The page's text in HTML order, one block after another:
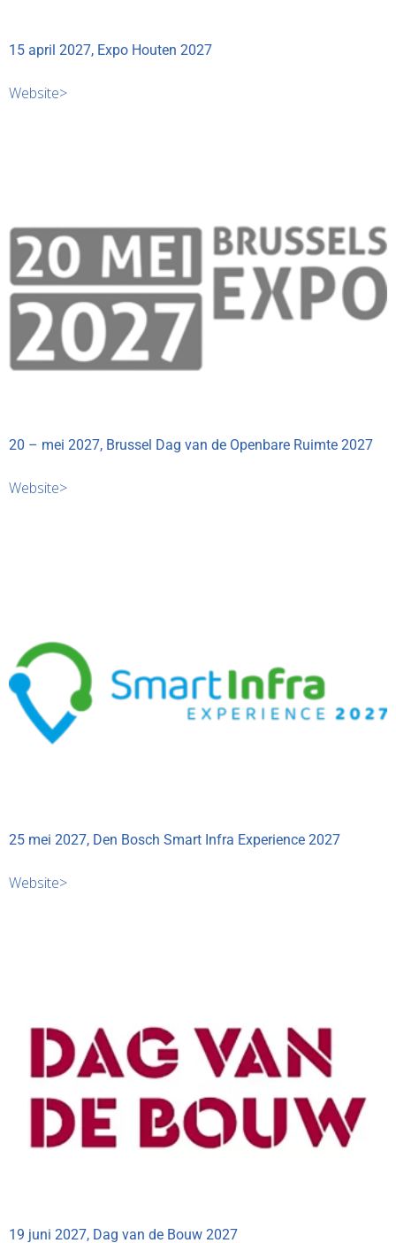
15 april 2027, Expo Houten 2027
Website>
20 – mei 2027, Brussel Dag van de Openbare Ruimte 2027
Website>
25 mei 2027, Den Bosch Smart Infra Experience 2027
Website>
19 juni 2027, Dag van de Bouw 2027